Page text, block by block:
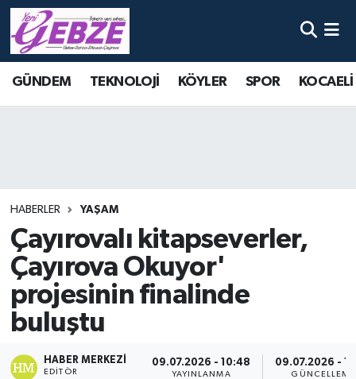
GÜNDEM TEKNOLOJİ KÖYLER SPOR
HABERLER YAŞAM
Çayırovalı kitapseverler,
Çayırova Okuyor'
projesinin finalinde
buluştu
HABER MERKEZI
EDITÖR
09.07.2026 - 10:48
YAYINLANMA
09.07.2026 -
GÜNCELLEME
Nöbetçi Eczaneler
Tüm Manşetler
Son Dakika Haberleri